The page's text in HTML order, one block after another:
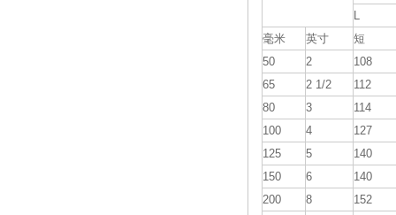
L
毫米
英寸
短
50
2
108
65
2 1/2
112
80
3
114
100
4
127
125
5
140
150
6
140
200
8
152